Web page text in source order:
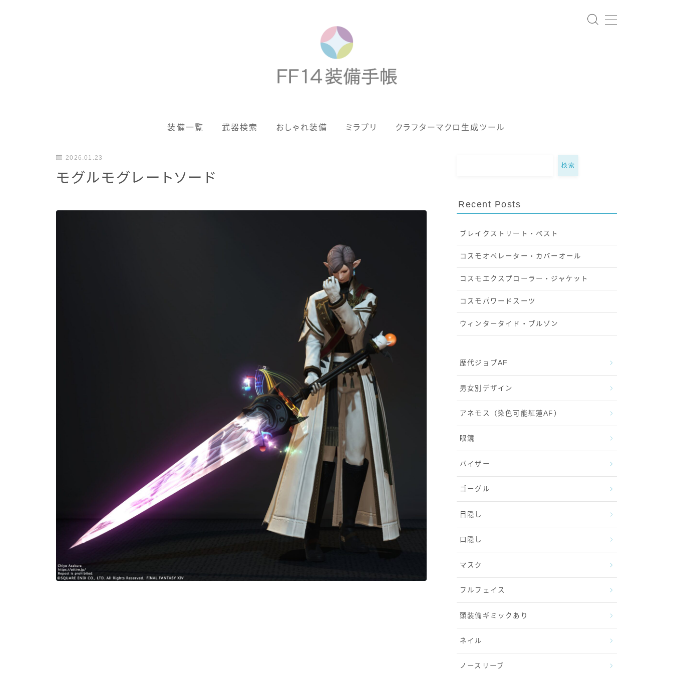
装備一覧 武器検索 おしゃれ装備 ミラプリ クラフターマクロ生成ツール
男女別デザイン
フルフェイス
頭装備ギミックあり
ネイル
ノースリーブ
五分袖
2026.01.23
モグルモグレートソード
検索
Recent Posts
ブレイクストリート・ベスト
コスモオペレーター・カバーオール
コスモエクスプローラー・ジャケット
コスモパワードスーツ
ウィンタータイド・ブルゾン
歴代ジョブAF
男女別デザイン
アネモス（染色可能紅蓮AF）
眼鏡
バイザー
ゴーグル
目隠し
口隠し
マスク
フルフェイス
頭装備ギミックあり
ネイル
ノースリーブ